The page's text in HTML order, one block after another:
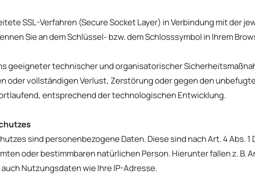
SSL-Verfahren (Secure Socket Layer) in Verbindung mit der
Sie an dem Schlüssel- bzw. dem Schlosssymbol in Ihrem
geeigneter technischer und organisatorischer
oder vollständigen Verlust, Zerstörung oder gegen den
entsprechend der technologischen Entwicklung.
sind personenbezogene Daten. Diese sind nach Art. 4 Abs.
oder bestimmbaren natürlichen Person. Hierunter fallen z. B.
Nutzungsdaten wie Ihre IP-Adresse.